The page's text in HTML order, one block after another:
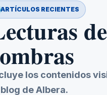
ARTÍCULOS RECIENTES
los contenidos
de Albera.